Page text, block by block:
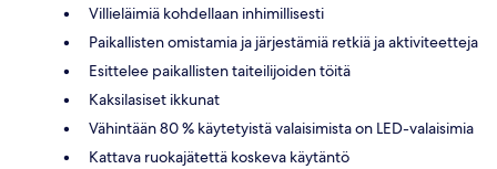
Villieläimiä kohdellaan inhimillisesti
Paikallisten omistamia ja järjestämiä retkiä ja aktiviteetteja
Esittelee paikallisten taiteilijoiden töitä
Kaksilasiset ikkunat
Vähintään 80 % käytetyistä valaisimista on LED-valaisimia
Kattava ruokajätettä koskeva käytäntö